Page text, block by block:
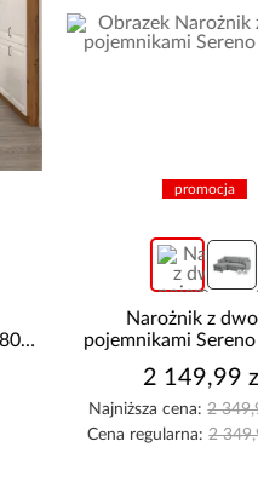
Narożnik z dwoma
Sereno beżowy
2 349,99 zł
2 349,99 zł